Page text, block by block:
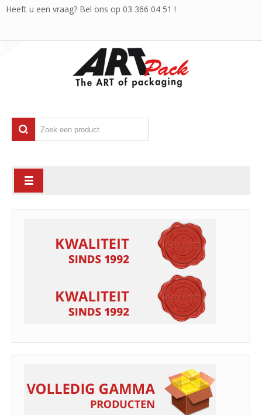
Heeft u een vraag? Bel ons op 03 366 04 51 !